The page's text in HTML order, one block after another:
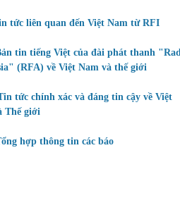
tức liên quan đến Việt Nam từ RFI
tin tiếng Việt của đài phát thanh
(RFA) về Việt Nam và thế giới
tức chính xác và đáng tin cậy về Việt
Thế giới
hợp thông tin các báo